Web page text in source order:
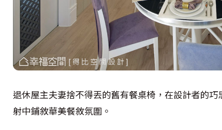
退休屋主夫妻捨不得丟的舊有餐桌椅，在設計者的
射中鋪敘華美餐敘氛圍。